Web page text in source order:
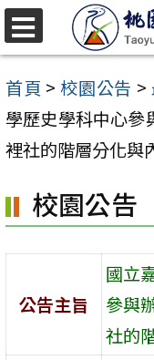
跳
至
主
要
內
區
首頁 > 校園公告 >
學歷史學科中心參
裡社的階層分化與
校園公告
公告主旨
國立
參與
社的
選
單